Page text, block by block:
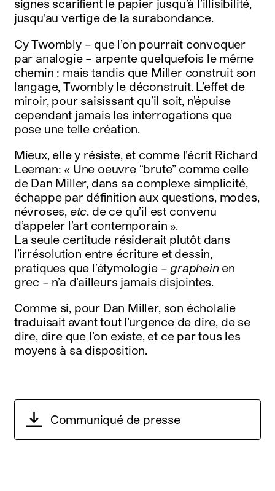
signes scarifient le papier jusqu’à l’illisibilité,
jusqu’au vertige de la surabondance.
Cy Twombly – que l’on pourrait convoquer
par analogie – arpente quelquefois le même
chemin : mais tandis que Miller construit son
langage, Twombly le déconstruit. L’effet de
miroir, pour saisissant qu’il soit, n’épuise
cependant jamais les interrogations que
pose une telle création.
Mieux, elle y résiste, et comme l’écrit Richard
Leeman: « Une oeuvre “brute” comme celle
de Dan Miller, dans sa complexe simplicité,
échappe par définition aux questions, modes,
névroses, etc. de ce qu’il est convenu
d’appeler l’art contemporain ».
La seule certitude résiderait plutôt dans
l’irrésolution entre écriture et dessin,
pratiques que l’étymologie – grapheinen
grec – n’a d’ailleurs jamais disjointes.
Comme si, pour Dan Miller, son écholalie
traduisait avant tout l’urgence de dire, de se
dire, dire que l’on existe, et ce par tous les
moyens à sa disposition.
Communiqué de presse